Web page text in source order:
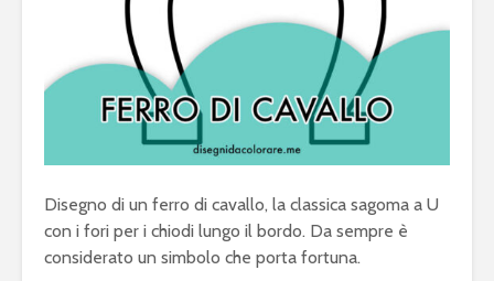
Disegno di un ferro di cavallo, la classica sagoma a U
con i fori per i chiodi lungo il bordo. Da sempre è
considerato un simbolo che porta fortuna.